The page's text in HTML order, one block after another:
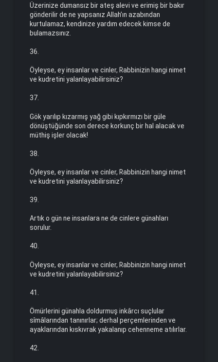
Üzerinize dumansız bir ateş alevi ve erimiş bir bakır
gönderilir de ne yapsanız Allah’ın azabından
kurtulamaz, kendinize yardım edecek kimse de
bulamazsınız.
36.
Öyleyse, ey insanlar ve cinler, Rabbinizin hangi nimet
ve kud­re­tini yalanlayabilirsiniz?
37.
Gök yarılıp kızarmış yağ gibi kıpkırmızı bir güle
dönüştüğünde son derece korkunç bir hal alacak ve
müthiş işler olacak!
38.
Öyleyse, ey insanlar ve cinler, Rabbinizin hangi nimet
ve kud­retini yalanlayabilirsiniz?
39.
Artık o gün ne insanlara ne de cinlere günahları
sorulur.
40.
Öyleyse, ey insanlar ve cinler, Rabbinizin hangi nimet
ve kud­retini yalanlayabilirsiniz?
41.
Ömürlerini günahla doldurmuş inkârcı suçlular
sîmâlarından tanınırlar; derhal perçemlerinden ve
ayaklarından kıskıvrak yakalanıp ce­henneme atılırlar.
42.